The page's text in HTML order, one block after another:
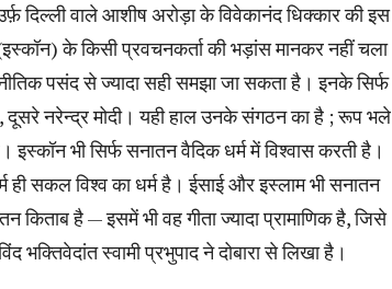
दिल्ली वाले आशीष अरोड़ा के विवेकानंद धिक्कार की इस
के किसी प्रवचनकर्ता की भड़ांस मानकर नहीं चला
पसंद से ज्यादा सही समझा जा सकता है। इनके सिर्फ
दूसरे नरेन्द्र मोदी। यही हाल उनके संगठन का है ; रूप भले
भी सिर्फ सनातन वैदिक धर्म में विश्वास करती है।
ही सकल विश्व का धर्म है। ईसाई और इस्लाम भी सनातन
किताब है — इसमें भी वह गीता ज्यादा प्रामाणिक है, जिसे
स्वामी प्रभुपाद ने दोबारा से लिखा है।